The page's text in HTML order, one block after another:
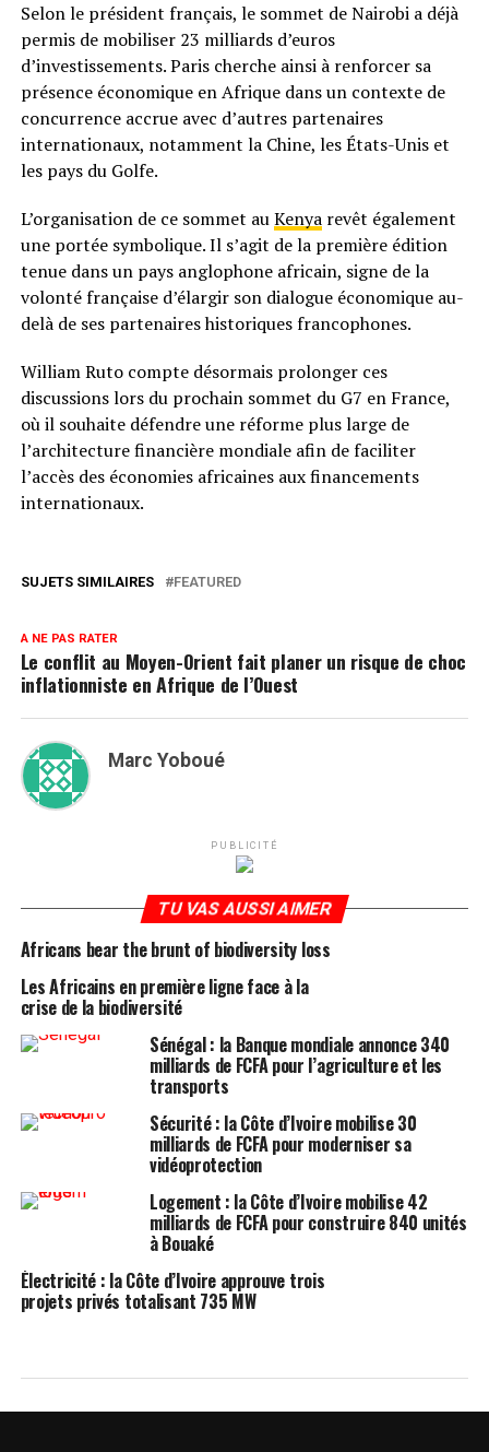
Selon le président français, le sommet de Nairobi a déjà
permis de mobiliser 23 milliards d’euros
d’investissements. Paris cherche ainsi à renforcer sa
présence économique en Afrique dans un contexte de
concurrence accrue avec d’autres partenaires
internationaux, notamment la Chine, les États-Unis et
les pays du Golfe.
L’organisation de ce sommet auKenyarevêt également
une portée symbolique. Il s’agit de la première édition
tenue dans un pays anglophone africain, signe de la
volonté française d’élargir son dialogue économique au-
delà de ses partenaires historiques francophones.
William Ruto compte désormais prolonger ces
discussions lors du prochain sommet du G7 en France,
où il souhaite défendre une réforme plus large de
l’architecture financière mondiale afin de faciliter
l’accès des économies africaines aux financements
internationaux.
SUJETS SIMILAIRES FEATURED
A NE PAS RATER
Le conflit au Moyen-Orient fait planer un risque de choc
inflationniste en Afrique de l’Ouest
Marc Yoboué
PUBLICITÉ
TU VAS AUSSI AIMER
Africans bear the brunt of biodiversity loss
Les Africains en première ligne face à la
crise de la biodiversité
Sénégal : la Banque mondiale annonce 340
milliards de FCFA pour l’agriculture et les
transports
Sécurité : la Côte d’Ivoire mobilise 30
milliards de FCFA pour moderniser sa
vidéoprotection
Logement : la Côte d’Ivoire mobilise 42
milliards de FCFA pour construire 840 unités
à Bouaké
Électricité : la Côte d’Ivoire approuve trois
projets privés totalisant 735 MW